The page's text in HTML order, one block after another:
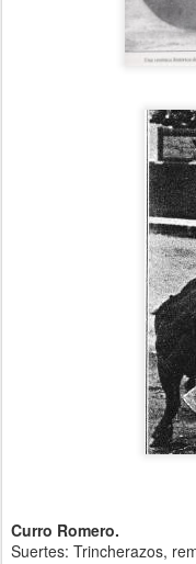
Curro Romero.
Suertes: Trincherazos,